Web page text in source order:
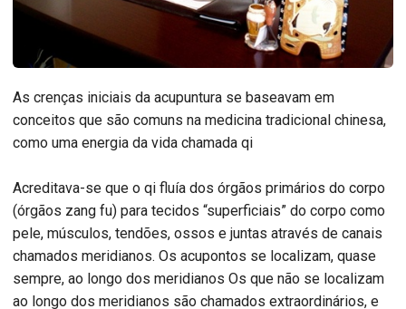
As crenças iniciais da acupuntura se baseavam em
conceitos que são comuns na medicina tradicional chinesa,
como uma energia da vida chamada qi
Acreditava-se que o qi fluía dos órgãos primários do corpo
(órgãos zang fu) para tecidos “superficiais” do corpo como
pele, músculos, tendões, ossos e juntas através de canais
chamados meridianos. Os acupontos se localizam, quase
sempre, ao longo dos meridianos Os que não se localizam
ao longo dos meridianos são chamados extraordinários, e